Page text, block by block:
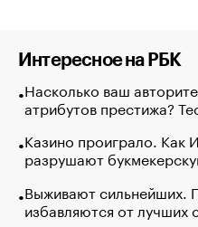
Интересное на РБК
Насколько ваш
атрибутов престижа?
Казино проиграло. Как
разрушают
Выживают сильнейших.
избавляются от лучших